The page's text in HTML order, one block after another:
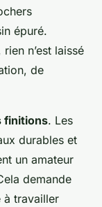
épuré.
n’est laissé
de
finitions. Les
durables et
un amateur
demande
à travailler